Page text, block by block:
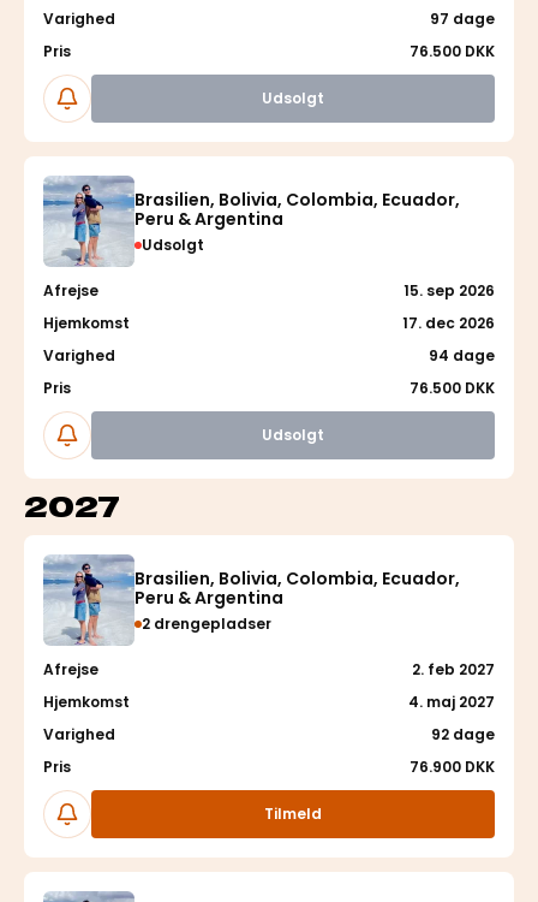
Varighed
97 dage
Pris
76.500 DKK
Følg
Udsolgt
Brasilien, Bolivia, Colombia, Ecuador,
Peru & Argentina
Udsolgt
Afrejse
15. sep 2026
Hjemkomst
17. dec 2026
Varighed
94 dage
Pris
76.500 DKK
Følg
Udsolgt
2027
Brasilien, Bolivia, Colombia, Ecuador,
Peru & Argentina
2 drengepladser
Afrejse
2. feb 2027
Hjemkomst
4. maj 2027
Varighed
92 dage
Pris
76.900 DKK
Følg
Tilmeld